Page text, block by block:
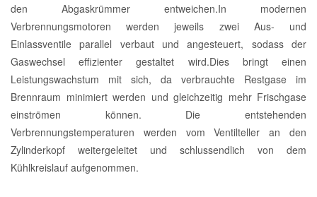
den Abgaskrümmer entweichen.In modernen
Verbrennungsmotoren werden jeweils zwei Aus- und
Einlassventile parallel verbaut und angesteuert, sodass der
Gaswechsel effizienter gestaltet wird.Dies bringt einen
Leistungswachstum mit sich, da verbrauchte Restgase im
Brennraum minimiert werden und gleichzeitig mehr Frischgase
einströmen können. Die entstehenden
Verbrennungstemperaturen werden vom Ventilteller an den
Zylinderkopf weitergeleitet und schlussendlich von dem
Kühlkreislauf aufgenommen.